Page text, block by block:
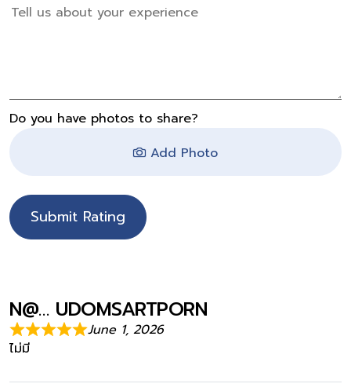
Do you have photos to share?
Add Photo
Submit Rating
N@… UDOMSARTPORN
June 1, 2026
ไม่มี